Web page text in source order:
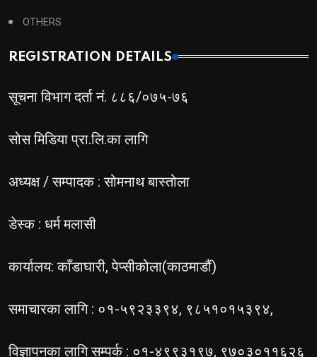
OTHERS
REGISTRATION DETAILS
सूचना विभाग दर्ता नं. ८८६/०७५-७६
सोस मिडिया प्रा.लि.का लागि
अध्यक्ष / सम्पादक : सोमनाथ बास्तोला
डेस्क : धर्म मलासी
कार्यालय: काँडाघारी, पेप्सीकोला(काठमाडौं)
समाचारका लागि : ०१-५९२३३९४, ९८५१०१५३९४,
विज्ञापनका लागि सम्पर्क : ०१-४९९३१९७, ९७०३०११६२६